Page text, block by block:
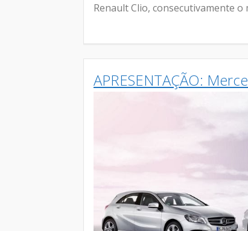
Renault Clio, consecutivamente
APRESENTAÇÃO: